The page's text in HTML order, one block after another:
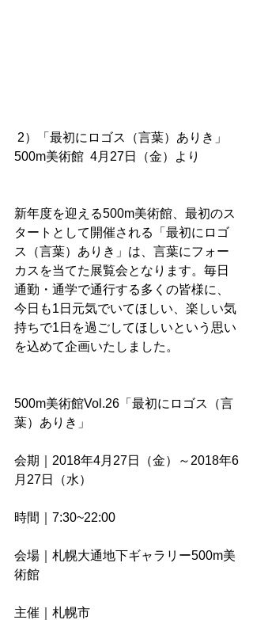
500m美術館  4月27日（金）より
新年度を迎える500m美術館、最初のス
タートとして開催される「最初にロゴ
ス（言葉）ありき」は、言葉にフォー
カスを当てた展覧会となります。毎日
通勤・通学で通行する多くの皆様に、
今日も1日元気でいてほしい、楽しい気
持ちで1日を過ごしてほしいという思い
を込めて企画いたしました。
500m美術館Vol.26「最初にロゴス（言
葉）ありき」
会期｜2018年4月27日（金）～2018年6
月27日（水）
時間｜7:30~22:00
会場｜札幌大通地下ギャラリー500m美
術館
主催｜札幌市